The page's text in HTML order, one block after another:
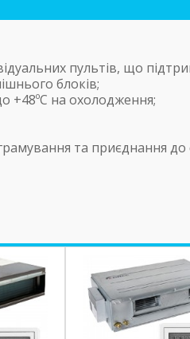
пультів, що
блоків;
+48ºC на охолодження;
та приєднання